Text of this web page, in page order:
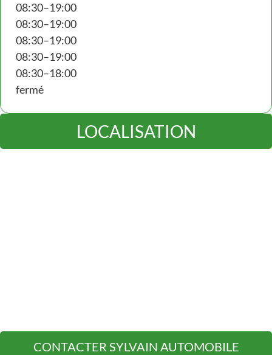
08:30–19:00
08:30–19:00
08:30–19:00
08:30–19:00
08:30–18:00
fermé
LOCALISATION
CONTACTER SYLVAIN AUTOMOBILE